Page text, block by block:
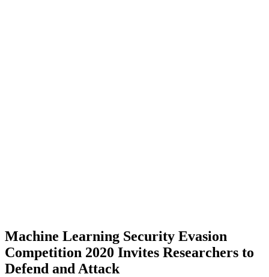
Machine Learning Security Evasion
Competition 2020 Invites Researchers to
Defend and Attack